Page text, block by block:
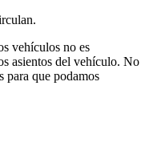
vehículos no es
asientos del vehículo. No
para que podamos